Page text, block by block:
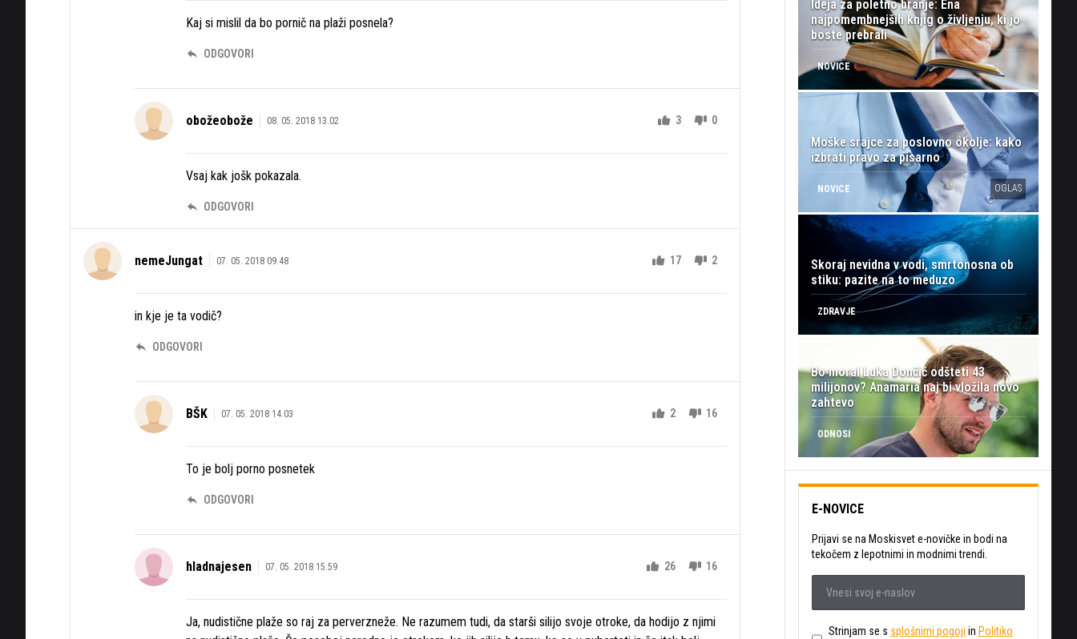
Kaj si mislil da bo pornič na plaži posnela?
ODGOVORI
obožeobože 08. 05. 2018 13.02 3 0
Vsaj kak jošk pokazala.
ODGOVORI
nemeJungat 07. 05. 2018 09.48 17 2
in kje je ta vodič?
ODGOVORI
BŠK 07. 05. 2018 14.03 2 16
To je bolj porno posnetek
ODGOVORI
hladnajesen 07. 05. 2018 15.59 26 16
Ja, nudistične plaže so raj za perverzneže. Ne razumem tudi, da starši silijo svoje otroke, da hodijo z njimi
Ideja za poletno branje: Ena
najpomembnejših knjig o življenju, ki jo
boste prebrali
NOVICE
Moške srajce za poslovno okolje: kako
izbrati pravo za pisarno
NOVICE OGLAS
Skoraj nevidna v vodi, smrtonosna ob
stiku: pazite na to meduzo
ZDRAVJE
Bo moral Luka Dončić odšteti 43
milijonov? Anamaria naj bi vložila novo
zahtevo
ODNOSI
E-NOVICE
Prijavi se na Moskisvet e-novičke in bodi na
tekočem z lepotnimi in modnimi trendi.
Strinjam se s splošnimi pogoji in Politiko